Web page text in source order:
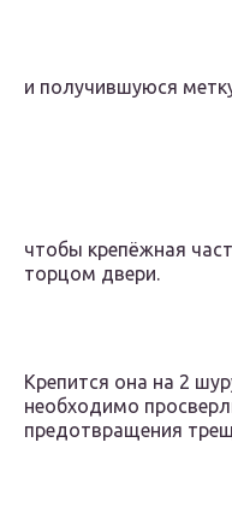
и получившуюся
чтобы крепёжная
торцом двери.
Крепится она на 2
необходимо
предотвращения